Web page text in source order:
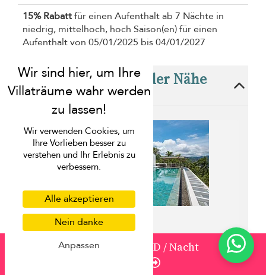
von1236 1.113 USD / Nacht
15% Rabattfür einen Aufenthalt ab 7 Nächte in
niedrig, mittelhoch, hoch Saison(en) für einen
Aufenthalt von 05/01/2025 bis 04/01/2027
Diese Villen sind in der Nähe
von Villa Splash
Lime Samui 15 Villa
Nathon beach - 15 Schlafzimmer
Wir verwenden Cookies, um
Ihre Vorlieben besser zu
verstehen und Ihr Erlebnis zu
verbessern.
Alle akzeptieren
Nein danke
Anpassen